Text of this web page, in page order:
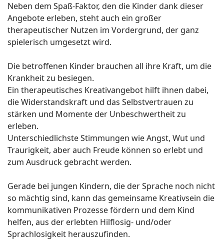
Neben dem Spaß-Faktor, den die Kinder dank dieser
Angebote erleben, steht auch ein großer
therapeutischer Nutzen im Vordergrund, der ganz
spielerisch umgesetzt wird.
Die betroffenen Kinder brauchen all ihre Kraft, um die
Krankheit zu besiegen.
Ein therapeutisches Kreativangebot hilft ihnen dabei,
die Widerstandskraft und das Selbstvertrauen zu
stärken und Momente der Unbeschwertheit zu
erleben.
Unterschiedlichste Stimmungen wie Angst, Wut und
Traurigkeit, aber auch Freude können so erlebt und
zum Ausdruck gebracht werden.
Gerade bei jungen Kindern, die der Sprache noch nicht
so mächtig sind, kann das gemeinsame Kreativsein die
kommunikativen Prozesse fördern und dem Kind
helfen, aus der erlebten Hilflosig- und/oder
Sprachlosigkeit herauszufinden.